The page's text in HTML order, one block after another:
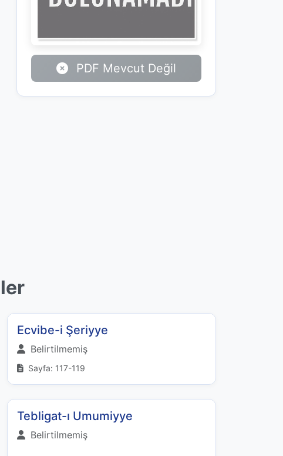
PDF Mevcut Değil
Ecvibe-i Şeriyye
Belirtilmemiş
Sayfa: 117-119
Tebligat-ı Umumiyye
Belirtilmemiş